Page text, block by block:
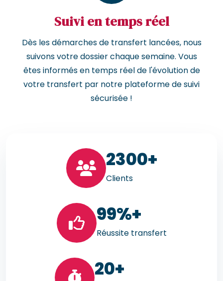
Suivi en temps réel
Dès les démarches de transfert lancées, nous
suivons votre dossier chaque semaine. Vous
êtes informés en temps réel de l'évolution de
votre transfert par notre plateforme de suivi
sécurisée !
2300+
Clients
99%+
Réussite transfert
20+